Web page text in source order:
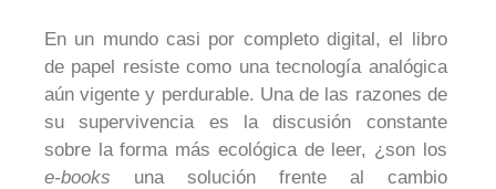
En un mundo casi por completo digital, el libro
de papel resiste como una tecnología analógica
aún vigente y perdurable. Una de las razones de
su supervivencia es la discusión constante
sobre la forma más ecológica de leer, ¿son los
e-books una solución frente al cambio